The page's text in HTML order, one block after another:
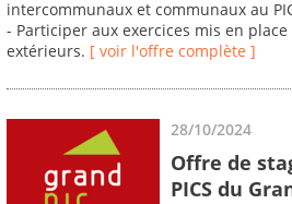
intercommunaux et communaux au
- Participer aux exercices mis en
extérieurs. [ voir l'offre complète ]
28/10/2024
Offre de
PICS du